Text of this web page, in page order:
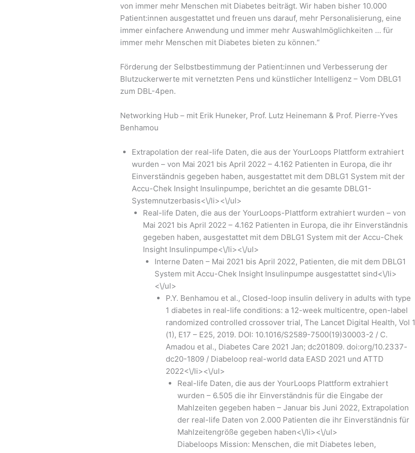
von immer mehr Menschen mit Diabetes beiträgt. Wir haben bisher 10.000
Patient:innen ausgestattet und freuen uns darauf, mehr Personalisierung, eine
immer einfachere Anwendung und immer mehr Auswahlmöglichkeiten … für
immer mehr Menschen mit Diabetes bieten zu können.“
Förderung der Selbstbestimmung der Patient:innen und Verbesserung der
Blutzuckerwerte mit vernetzten Pens und künstlicher Intelligenz – Vom DBLG1
zum DBL-4pen.
Networking Hub – mit Erik Huneker, Prof. Lutz Heinemann & Prof. Pierre-Yves
Benhamou
Extrapolation der real-life Daten, die aus der YourLoops Plattform extrahiert
wurden – von Mai 2021 bis April 2022 – 4.162 Patienten in Europa, die ihr
Einverständnis gegeben haben, ausgestattet mit dem DBLG1 System mit der
Accu-Chek Insight Insulinpumpe, berichtet an die gesamte DBLG1-
Systemnutzerbasis<\/li><\/ul>
Real-life Daten, die aus der YourLoops-Plattform extrahiert wurden – von
Mai 2021 bis April 2022 – 4.162 Patienten in Europa, die ihr Einverständnis
gegeben haben, ausgestattet mit dem DBLG1 System mit der Accu-Chek
Insight Insulinpumpe<\/li><\/ul>
Interne Daten – Mai 2021 bis April 2022, Patienten, die mit dem DBLG1
System mit Accu-Chek Insight Insulinpumpe ausgestattet sind<\/li>
<\/ul>
P.Y. Benhamou et al., Closed-loop insulin delivery in adults with type
1 diabetes in real-life conditions: a 12-week multicentre, open-label
randomized controlled crossover trial, The Lancet Digital Health, Vol 1
(1), E17 – E25, 2019. DOI: 10.1016/S2589-7500(19)30003-2 / C.
Amadou et al., Diabetes Care 2021 Jan; dc201809. doi:org/10.2337-
dc20-1809 / Diabeloop real-world data EASD 2021 und ATTD
2022<\/li><\/ul>
Real-life Daten, die aus der YourLoops Plattform extrahiert
wurden – 6.505 die ihr Einverständnis für die Eingabe der
Mahlzeiten gegeben haben – Januar bis Juni 2022, Extrapolation
der real-life Daten von 2.000 Patienten die ihr Einverständnis für
Mahlzeitengröße gegeben haben<\/li><\/ul>
Diabeloops Mission: Menschen, die mit Diabetes leben,